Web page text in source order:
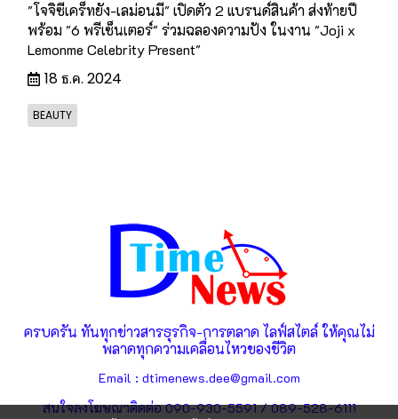
"โจจิซีเคร็ทยัง-เลม่อนมี" เปิดตัว 2 แบรนด์สินค้า ส่งท้ายปี
พร้อม "6 พรีเซ็นเตอร์" ร่วมฉลองความปัง ในงาน "Joji x
Lemonme Celebrity Present"
18 ธ.ค. 2024
BEAUTY
ครบครัน ทันทุกข่าวสารธุรกิจ-การตลาด ไลฟ์สไตล์ ให้คุณไม่
พลาดทุกความเคลื่อนไหวของชีวิต
Email : dtimenews.dee@gmail.com
สนใจลงโฆษณาติดต่อ 090-930-5591 / 089-528-6111